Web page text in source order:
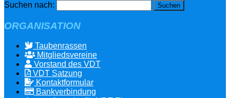
Suchen nach:
ORGANISATION
Taubenrassen
Mitgliedsvereine
Vorstand des VDT
VDT Satzung
Kontaktformular
Bankverbindung